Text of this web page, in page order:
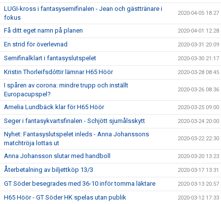
LUGI-kross i fantasysemifinalen - Jean och gästtränare i
fokus
2020-04-05 18:27
Få ditt eget namn på planen 2020-04-01 12:28
En strid för överlevnad 2020-03-31 20:09
Semifinalklart i fantasyslutspelet 2020-03-30 21:17
Kristin Thorleifsdóttir lämnar H65 Höör 2020-03-28 08:45
I spåren av corona: mindre trupp och inställt
Europacupspel?
2020-03-26 08:36
Amelia Lundbäck klar för H65 Höör 2020-03-25 09:00
Seger i fantasykvartsfinalen - Schjött sjumålsskytt 2020-03-24 20:00
Nyhet: Fantasyslutspelet inleds - Anna Johanssons
matchtröja lottas ut
2020-03-22 22:30
Anna Johansson slutar med handboll 2020-03-20 13:23
Återbetalning av biljettköp 13/3 2020-03-17 13:31
GT Söder besegrades med 36-10 inför tomma läktare 2020-03-13 20:57
H65 Höör - GT Söder HK spelas utan publik 2020-03-12 17:33